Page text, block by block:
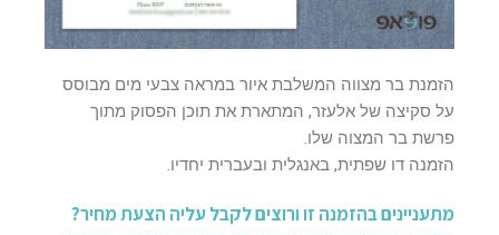
הזמנת בר מצווה המשלבת איור במראה צבעי מים מבוסס
על סקיצה של אלעזר, המתארת את תוכן הפסוק מתוך
פרשת בר המצוה שלו.
הזמנה דו שפתית, באנגלית ובעברית יחדיו.
מתעניינים בהזמנה זו ורוצים לקבל עליה הצעת מחיר?